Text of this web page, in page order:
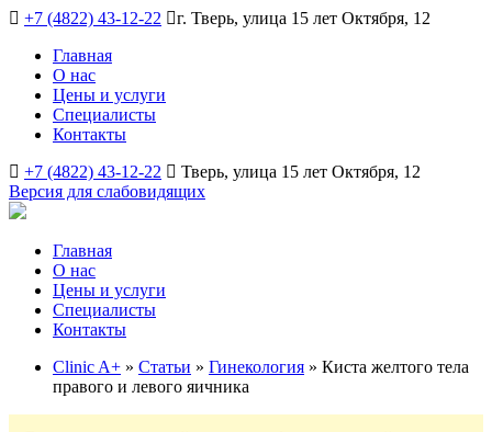
+7 (4822) 43-12-22
г. Тверь, улица 15 лет Октября, 12
Главная
О нас
Цены и услуги
Специалисты
Контакты
+7 (4822) 43-12-22
Тверь, улица 15 лет Октября, 12
Версия для слабовидящих
Главная
О нас
Цены и услуги
Специалисты
Контакты
Clinic A+ » Статьи » Гинекология » Киста желтого тела
правого и левого яичника